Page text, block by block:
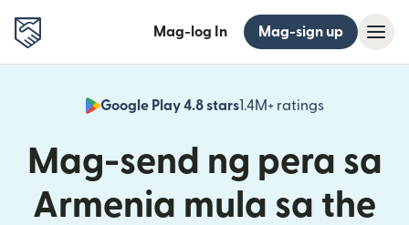
Mag-log In Mag-sign up
Google Play 4.8 stars1.4M+ ratings
(bubukas
Mag-send ng pera sa
Armenia mula sa the